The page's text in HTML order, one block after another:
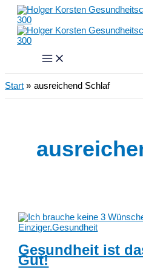
Zum
Inhalt
springen
Start ausreichend Schlaf
Gesundheit ist
Gut!